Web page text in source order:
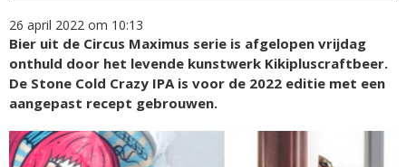
26 april 2022 om 10:13
Bier uit de Circus Maximus serie is afgelopen vrijdag
onthuld door het levende kunstwerk Kikipluscraftbeer.
De Stone Cold Crazy IPA is voor de 2022 editie met een
aangepast recept gebrouwen.